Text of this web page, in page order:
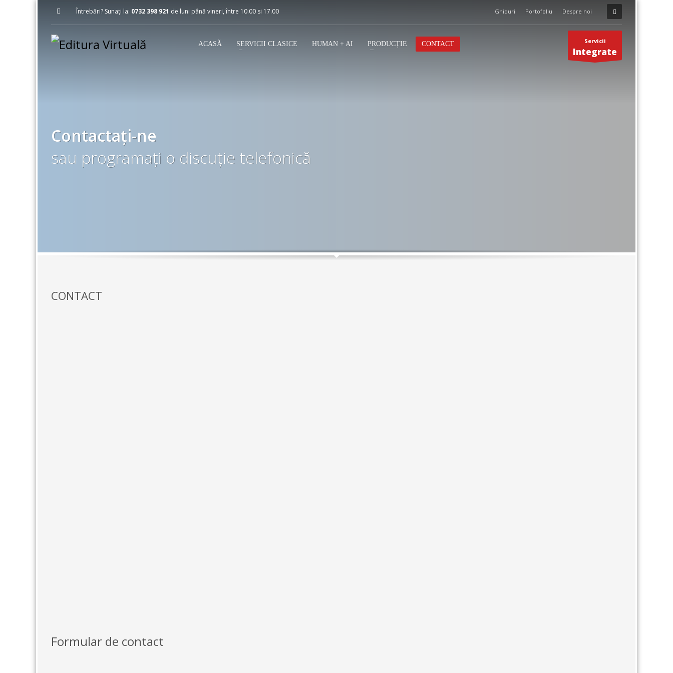
Întrebări? Sunați la: 0732 398 921 de luni până vineri, între 10.00 si 17.00 Ghiduri Portofoliu Despre noi
ACASĂ SERVICII CLASICE HUMAN + AI PRODUCȚIE CONTACT Servicii
Integrate
Contactați-ne
sau programați o discuție telefonică
CONTACT
Formular de contact